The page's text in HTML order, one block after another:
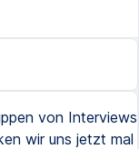
von Interviews
wir uns jetzt mal